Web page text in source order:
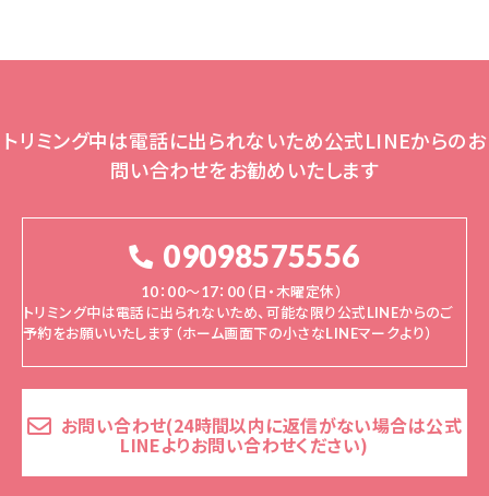
トリミング中は電話に出られないため公式LINEからのお
問い合わせをお勧めいたします
09098575556
10：00～17：00（日・木曜定休）
トリミング中は電話に出られないため、可能な限り公式LINEからのご
予約をお願いいたします（ホーム画面下の小さなLINEマークより）
お問い合わせ(24時間以内に返信がない場合は公式
LINEよりお問い合わせください)